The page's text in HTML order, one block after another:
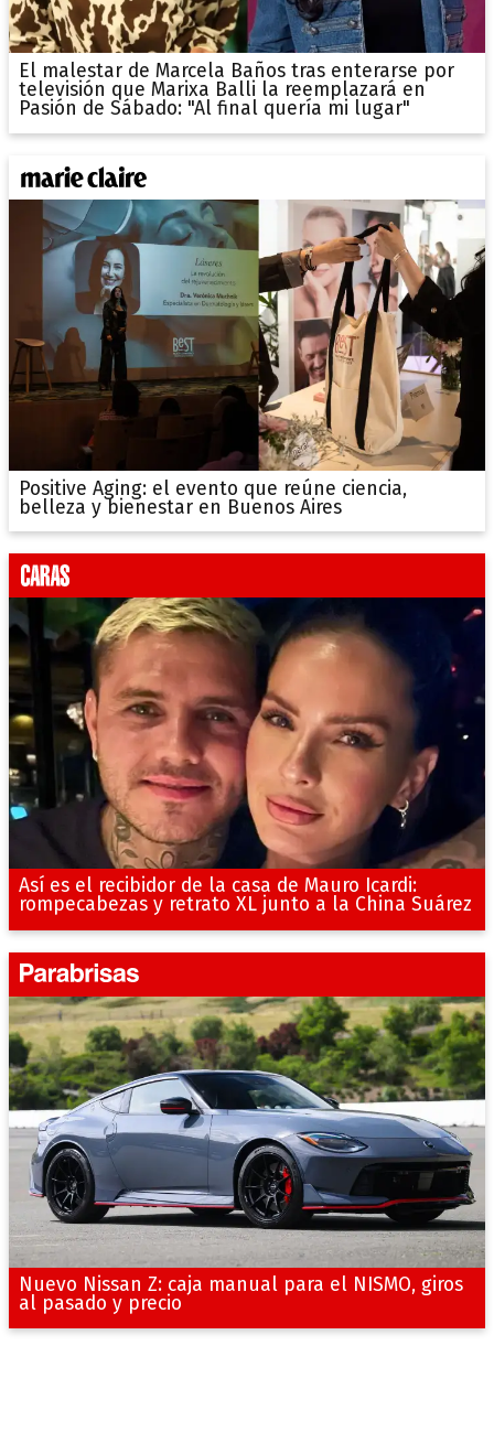
El malestar de Marcela Baños tras enterarse por
televisión que Marixa Balli la reemplazará en
Pasión de Sábado: "Al final quería mi lugar"
Positive Aging: el evento que reúne ciencia,
belleza y bienestar en Buenos Aires
Así es el recibidor de la casa de Mauro Icardi:
rompecabezas y retrato XL junto a la China Suárez
Nuevo Nissan Z: caja manual para el NISMO, giros
al pasado y precio